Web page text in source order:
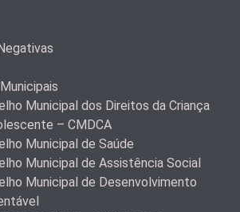
Municipal dos Direitos da Criança
– CMDCA
Municipal de Saúde
Municipal de Assistência Social
Municipal de Desenvolvimento